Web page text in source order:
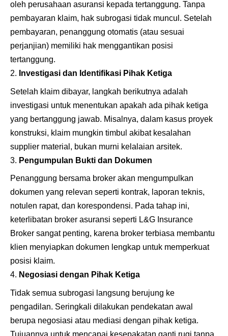
oleh perusahaan asuransi kepada tertanggung. Tanpa
pembayaran klaim, hak subrogasi tidak muncul. Setelah
pembayaran, penanggung otomatis (atau sesuai
perjanjian) memiliki hak menggantikan posisi
tertanggung.
Investigasi dan Identifikasi Pihak Ketiga
Setelah klaim dibayar, langkah berikutnya adalah
investigasi untuk menentukan apakah ada pihak ketiga
yang bertanggung jawab. Misalnya, dalam kasus proyek
konstruksi, klaim mungkin timbul akibat kesalahan
supplier material, bukan murni kelalaian arsitek.
Pengumpulan Bukti dan Dokumen
Penanggung bersama broker akan mengumpulkan
dokumen yang relevan seperti kontrak, laporan teknis,
notulen rapat, dan korespondensi. Pada tahap ini,
keterlibatan broker asuransi seperti L&G Insurance
Broker sangat penting, karena broker terbiasa membantu
klien menyiapkan dokumen lengkap untuk memperkuat
posisi klaim.
Negosiasi dengan Pihak Ketiga
Tidak semua subrogasi langsung berujung ke
pengadilan. Seringkali dilakukan pendekatan awal
berupa negosiasi atau mediasi dengan pihak ketiga.
Tujuannya untuk mencapai kesepakatan ganti rugi tanpa